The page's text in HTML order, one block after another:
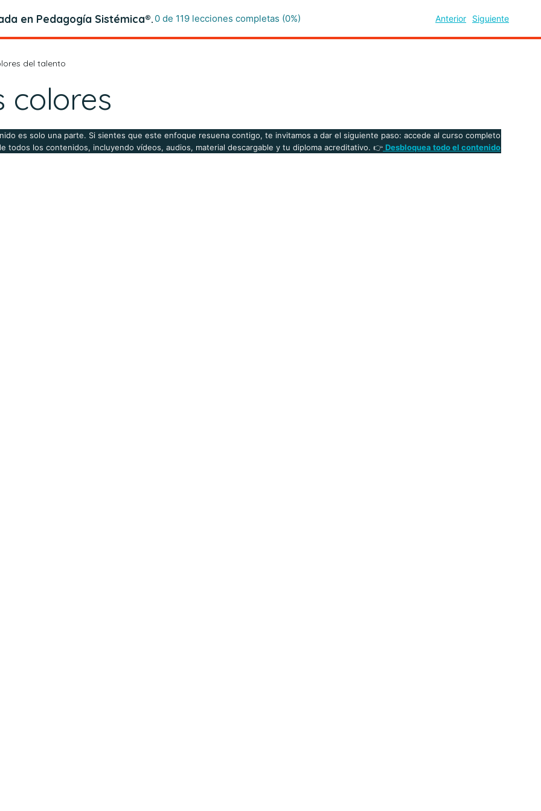
en Pedagogía Sistémica®. 0 de 119 lecciones completas (0%) Anterior Siguiente
del talento
colores
es solo una parte. Si sientes que este enfoque resuena contigo, te invitamos a dar el siguiente paso: accede al curso completo
todos los contenidos, incluyendo vídeos, audios, material descargable y tu diploma acreditativo. 👉 Desbloquea todo el contenido